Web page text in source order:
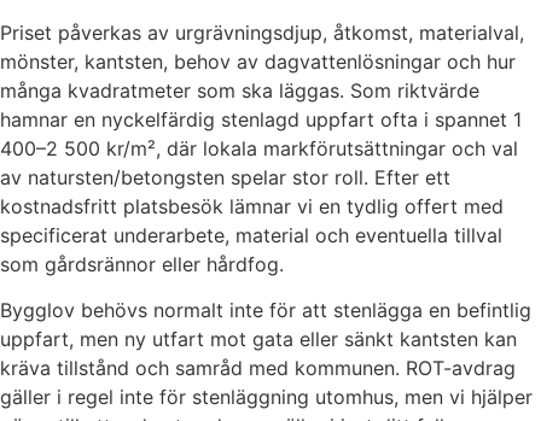
Priset påverkas av urgrävningsdjup, åtkomst, materialval,
mönster, kantsten, behov av dagvattenlösningar och hur
många kvadratmeter som ska läggas. Som riktvärde
hamnar en nyckelfärdig stenlagd uppfart ofta i spannet 1
400–2 500 kr/m², där lokala markförutsättningar och val
av natursten/betongsten spelar stor roll. Efter ett
kostnadsfritt platsbesök lämnar vi en tydlig offert med
specificerat underarbete, material och eventuella tillval
som gårdsrännor eller hårdfog.
Bygglov behövs normalt inte för att stenlägga en befintlig
uppfart, men ny utfart mot gata eller sänkt kantsten kan
kräva tillstånd och samråd med kommunen. ROT-avdrag
gäller i regel inte för stenläggning utomhus, men vi hjälper